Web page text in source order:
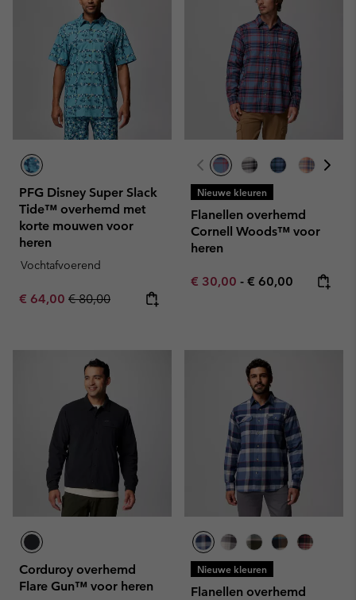
PFG Disney Super Slack
Tide™ overhemd met
korte mouwen voor
heren
Vochtafvoerend
Sale price:
€ 64,00 Regular price:
€ 80,00
Nieuwe kleuren
Flanellen overhemd
Cornell Woods™ voor
heren
Minimum sale price:
€ 30,00 - Maximum price:
€ 60,00
Corduroy overhemd
Flare Gun™ voor heren
Nieuwe kleuren
Flanellen overhemd